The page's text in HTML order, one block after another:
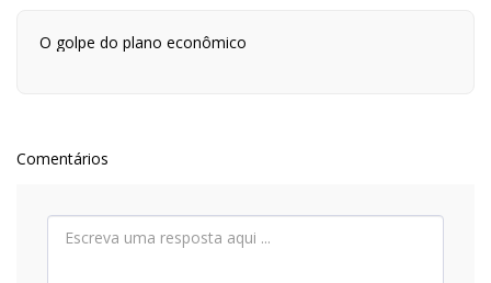
O golpe do plano econômico
Comentários